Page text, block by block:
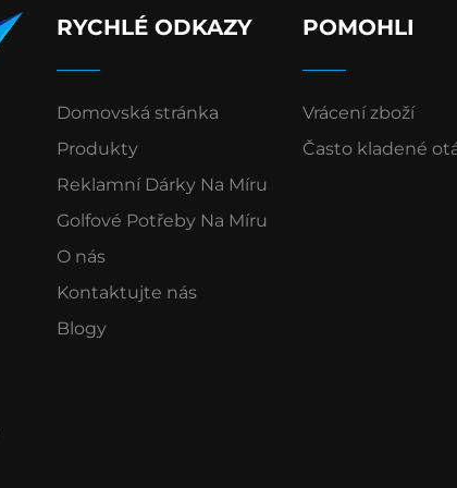
RYCHLÉ ODKAZY
Domovská stránka
Produkty
Reklamní Dárky Na Míru
Golfové Potřeby Na Míru
O nás
Kontaktujte nás
Blogy
POMOHLI
Vrácení zboží
Často kladené